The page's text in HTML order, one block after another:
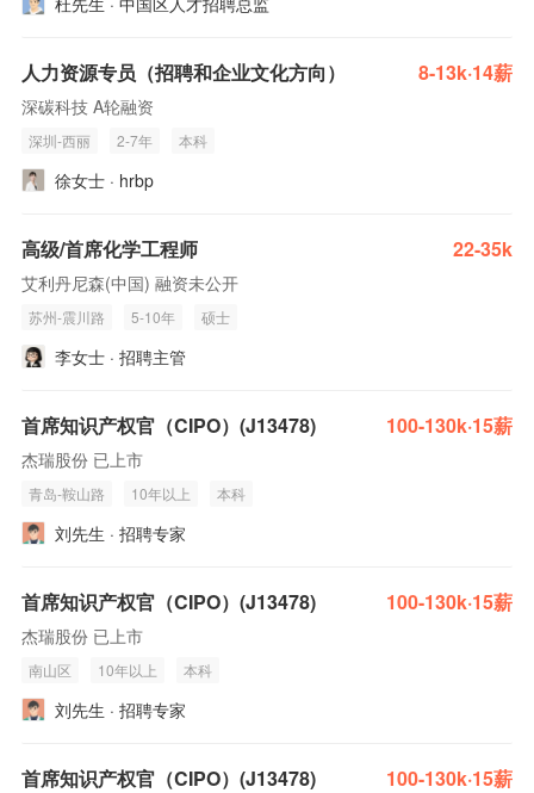
人力资源专员（招聘和企业文化方向） 8-13k·14薪
深碳科技 A轮融资
深圳-西丽 2-7年 本科
徐女士 · hrbp
高级/首席化学工程师 22-35k
艾利丹尼森(中国) 融资未公开
苏州-震川路 5-10年 硕士
李女士 · 招聘主管
首席知识产权官（CIPO）(J13478) 100-130k·15薪
杰瑞股份 已上市
青岛-鞍山路 10年以上 本科
刘先生 · 招聘专家
首席知识产权官（CIPO）(J13478) 100-130k·15薪
杰瑞股份 已上市
南山区 10年以上 本科
刘先生 · 招聘专家
首席知识产权官（CIPO）(J13478) 100-130k·15薪